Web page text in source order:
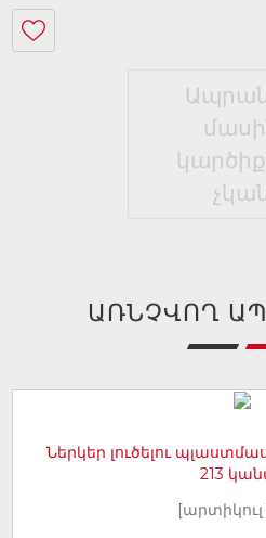
ԱՌՆՉՎՈՂ
Ներկեր լուծելու
213
[արտիկուլ